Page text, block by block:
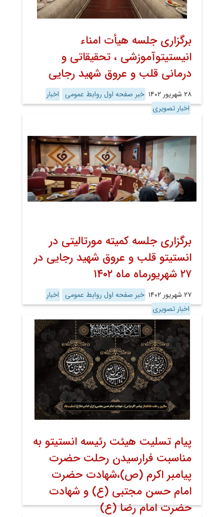
برگزاری جلسه هیأت امناء
انیستیتوآموزشی ، تحقیقاتی و
درمانی قلب و عروق شهید رجایی
۲۸ شهریور ۱۴۰۲ خبر صفحه اول روابط عمومی اخبار
اخبار تصویری
برگزاری جلسه کمیته مورتالیتی در
انستیتو قلب و عروق شهید رجایی در
۲۷ شهریورماه ماه ۱۴۰۲
۲۷ شهریور ۱۴۰۲ خبر صفحه اول روابط عمومی اخبار
اخبار تصویری
پیام تسلیت هیئت رئیسه انستیتو به
مناسبت فرارسیدن رحلت حضرت
پیامبر اکرم (ص)،شهادت حضرت
امام حسن مجتبی (ع) و شهادت
حضرت امام رضا (ع)